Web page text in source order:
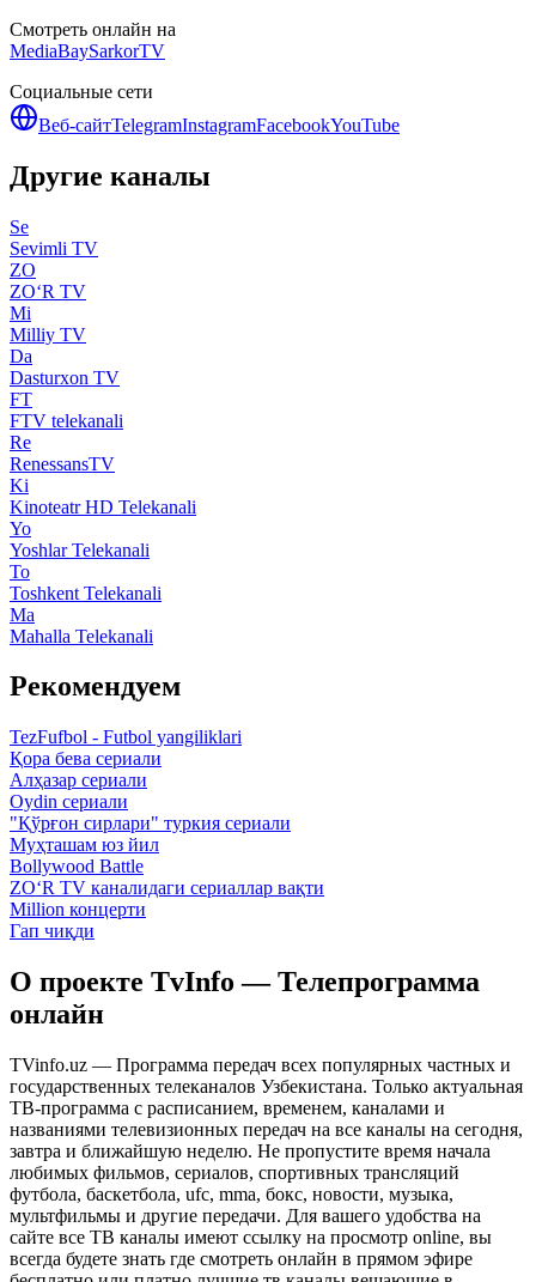
Смотреть онлайн на
MediaBaySarkorTV
Социальные сети
Веб-сайтTelegramInstagramFacebookYouTube
Другие каналы
Se
Sevimli TV
ZO
ZO‘R TV
Mi
Milliy TV
Da
Dasturxon TV
FT
FTV telekanali
Re
RenessansTV
Ki
Kinoteatr HD Telekanali
Yo
Yoshlar Telekanali
To
Toshkent Telekanali
Ma
Mahalla Telekanali
Рекомендуем
TezFufbol - Futbol yangiliklari
Қора бева сериали
Алҳазар сериали
Oydin сериали
"Қўрғон сирлари" туркия сериали
Муҳташам юз йил
Bollywood Battle
ZO‘R TV каналидаги сериаллар вақти
Million концерти
Гап чиқди
О проекте TvInfo — Телепрограмма
онлайн
TVinfo.uz — Программа передач всех популярных частных и
государственных телеканалов Узбекистана. Только актуальная
ТВ-программа с расписанием, временем, каналами и
названиями телевизионных передач на все каналы на сегодня,
завтра и ближайшую неделю. Не пропустите время начала
любимых фильмов, сериалов, спортивных трансляций
футбола, баскетбола, ufc, mma, бокс, новости, музыка,
мультфильмы и другие передачи. Для вашего удобства на
сайте все ТВ каналы имеют ссылку на просмотр online, вы
всегда будете знать где смотреть онлайн в прямом эфире